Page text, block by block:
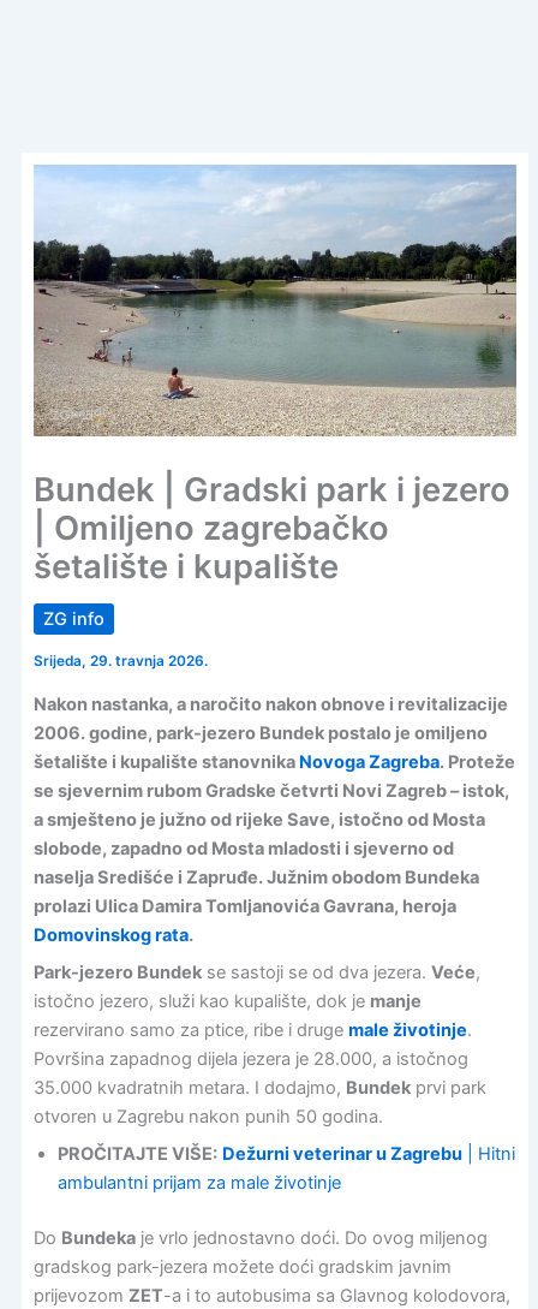
Bundek | Gradski park i jezero
| Omiljeno zagrebačko
šetalište i kupalište
ZG info
Srijeda, 29. travnja 2026.
Nakon nastanka, a naročito nakon obnove i revitalizacije
2006. godine, park-jezero Bundek postalo je omiljeno
šetalište i kupalište stanovnika Novoga Zagreba. Proteže
se sjevernim rubom Gradske četvrti Novi Zagreb – istok,
a smješteno je južno od rijeke Save, istočno od Mosta
slobode, zapadno od Mosta mladosti i sjeverno od
naselja Središće i Zapruđe. Južnim obodom Bundeka
prolazi Ulica Damira Tomljanovića Gavrana, heroja
Domovinskog rata.
Park-jezero Bundekse sastoji se od dva jezera. Veće,
istočno jezero, služi kao kupalište, dok je manje
rezervirano samo za ptice, ribe i druge male životinje.
Površina zapadnog dijela jezera je 28.000, a istočnog
35.000 kvadratnih metara. I dodajmo, Bundekprvi park
otvoren u Zagrebu nakon punih 50 godina.
PROČITAJTE VIŠE: Dežurni veterinar u Zagrebu| Hitni
ambulantni prijam za male životinje
Do Bundekaje vrlo jednostavno doći. Do ovog miljenog
gradskog park-jezera možete doći gradskim javnim
prijevozom ZET-a i to autobusima sa Glavnog kolodovora,